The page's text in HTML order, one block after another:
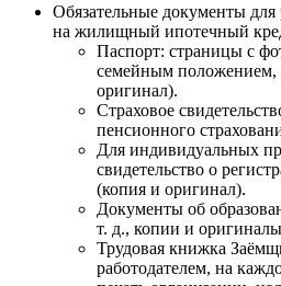
Обязательные документы для
на жилищный ипотечный
Паспорт: страницы с
семейным положением,
оригинал).
Страховое
пенсионного
Для индивидуальных
свидетельство о
(копия и оригинал).
Документы об
т. д., копии и
Трудовая книжка
работодателем, на